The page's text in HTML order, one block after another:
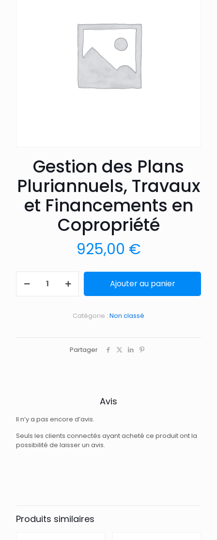
Gestion des Plans
Pluriannuels, Travaux
et Financements en
Copropriété
925,00 €
Ajouter au panier
Catégorie : Non classé
Partager
Avis
Il n’y a pas encore d’avis.
Seuls les clients connectés ayant acheté ce produit ont la
possibilité de laisser un avis.
Produits similaires